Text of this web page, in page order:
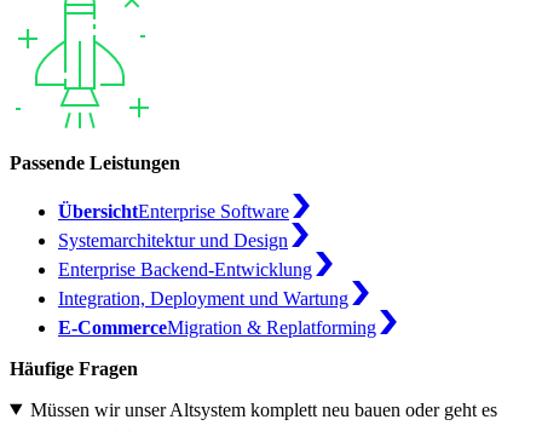
Passende Leistungen
ÜbersichtEnterprise Software
Systemarchitektur und Design
Enterprise Backend-Entwicklung
Integration, Deployment und Wartung
E-CommerceMigration & Replatforming
Häufige Fragen
Müssen wir unser Altsystem komplett neu bauen oder geht es